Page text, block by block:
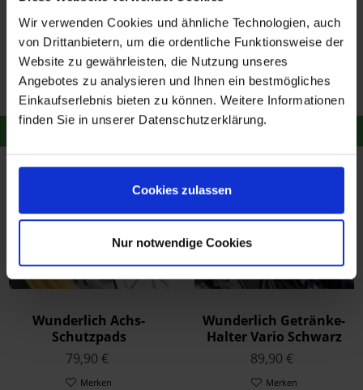
Wir verwenden Cookies und ähnliche Technologien, auch
von Drittanbietern, um die ordentliche Funktionsweise der
Website zu gewährleisten, die Nutzung unseres
Angebotes zu analysieren und Ihnen ein bestmögliches
Einkaufserlebnis bieten zu können. Weitere Informationen
finden Sie in unserer Datenschutzerklärung.
Cookies zulassen
Nur notwendige Cookies
Wunderlich
Tankrucksack Elephant
Tour Edition Carbon
159,90 €
Merken
Wunderlich
Spoileraufsatz Vario-
Ergo 3D+
139,90 €
Merken
Zum Produkt
Wunderlich Achs-
Schutzpads
Doubleshock Vorne
Schwarz F-Modelle
79,90 €
Merken
Wunderlich Getränke-
Halter Vario Schwarz
89,90 €
Merken